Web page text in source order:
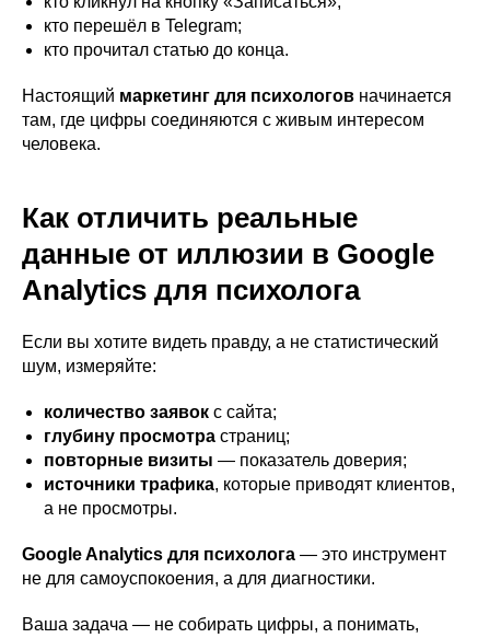
кто перешёл в Telegram;
кто прочитал статью до конца.
Настоящий маркетинг для психологов начинается
там, где цифры соединяются с живым интересом
человека.
Как отличить реальные
данные от иллюзии в Google
Analytics для психолога
Если вы хотите видеть правду, а не статистический
шум, измеряйте:
количество заявок с сайта;
глубину просмотра страниц;
повторные визиты — показатель доверия;
источники трафика, которые приводят клиентов,
а не просмотры.
Google Analytics для психолога — это инструмент
не для самоуспокоения, а для диагностики.
Ваша задача — не собирать цифры, а понимать,